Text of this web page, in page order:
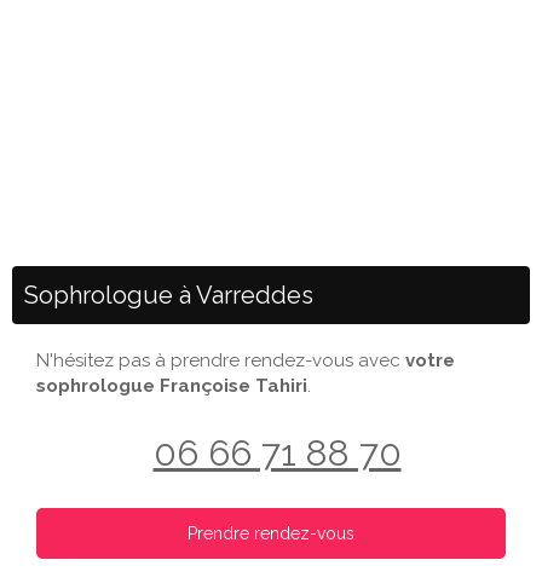
Sophrologue à Varreddes
N'hésitez pas à prendre rendez-vous avec votre
sophrologue Françoise Tahiri.
06 66 71 88 70
Prendre rendez-vous